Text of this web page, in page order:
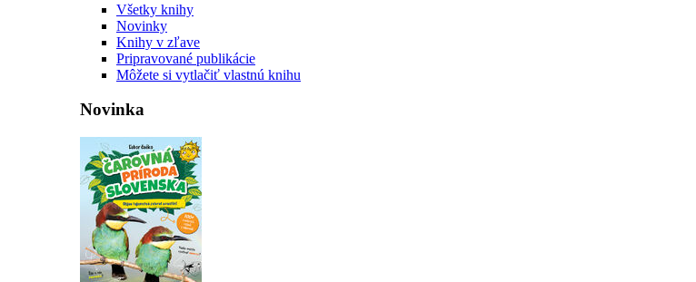
Všetky knihy
Novinky
Knihy v zľave
Pripravované publikácie
Môžete si vytlačiť vlastnú knihu
Novinka